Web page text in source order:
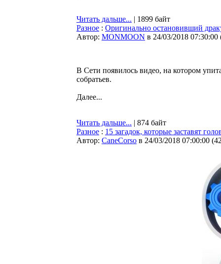
Читать дальше... | 1899 байт
Разное : Оригинально остановивший
Автор: MONMOON в 24/03/2018 07:30:00
В Сети появилось видео, на котором
собратьев.
Далее...
Читать дальше... | 874 байт
Разное : 15 загадок, которые заставят
Автор: CaneCorso в 24/03/2018 07:00:00 (